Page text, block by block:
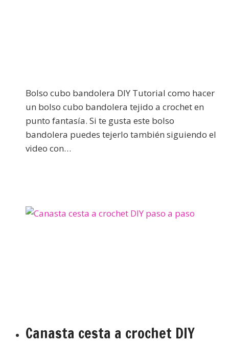
Bolso cubo bandolera DIY Tutorial como hacer
un bolso cubo bandolera tejido a crochet en
punto fantasía. Si te gusta este bolso
bandolera puedes tejerlo también siguiendo el
video con…
Canasta cesta a crochet DIY